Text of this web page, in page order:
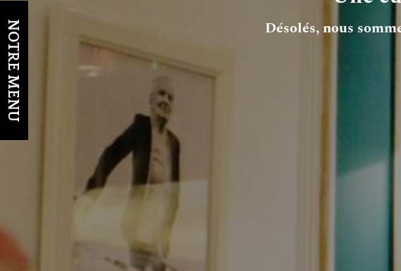
Désolés, nous
NOTRE MENU